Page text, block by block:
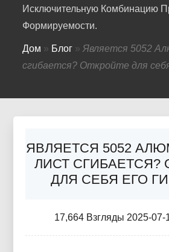
Исключительную Комбинацию
Формируемости.
Дом » Блог »Является 5052
сгибается? Откройте для
ЯВЛЯЕТСЯ 5052
ЛИСТ СГИБАЕТСЯ?
ДЛЯ СЕБЯ ЕГО
17,664 Взгляды 2025-07-